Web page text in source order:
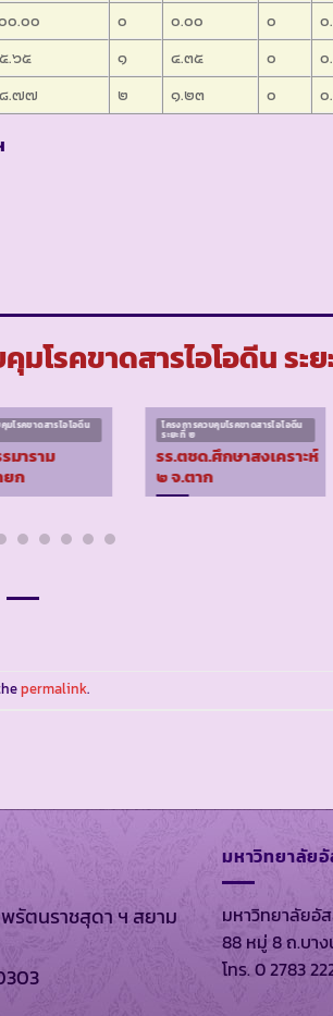
๐.๐๐ ๐ ๐.๐๐ ๐
.๖๕ ๑ ๔.๓๕ ๐
.๗๗ ๒ ๑.๒๓ ๐
มโรคขาดสารไอโอดีน ระ
มโรคขาดสารไอโอดีน
มาราม
ยก
โครงการควบคุมโรคขาดสารไอโอดีน
ระยะที่ ๒
รร.ตชด.ศึกษาสงเคราะห์
๒ จ.ตาก
permalink.
รัตนราชสุดา ฯ สยาม
มหาวิทยาลัย
มหาวิทยาลัยอั
88 หมู่ 8 ถ.บาง
โทร. 0 2783